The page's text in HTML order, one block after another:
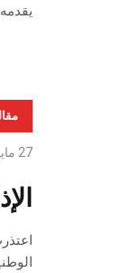
27 مايو، 2020